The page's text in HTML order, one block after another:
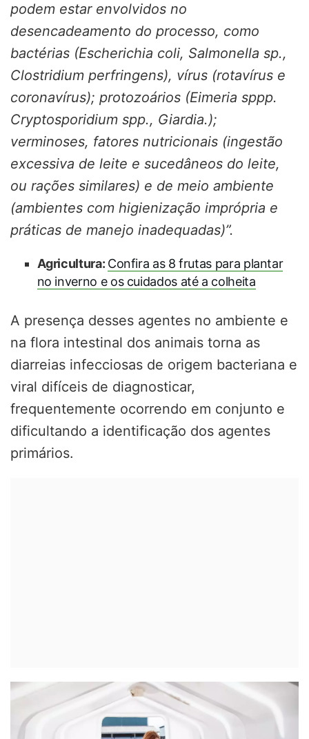
podem estar envolvidos no
desencadeamento do processo, como
bactérias (Escherichia coli, Salmonella sp.,
Clostridium perfringens), vírus (rotavírus e
coronavírus); protozoários (Eimeria sppp.
Cryptosporidium spp., Giardia.);
verminoses, fatores nutricionais (ingestão
excessiva de leite e sucedâneos do leite,
ou rações similares) e de meio ambiente
(ambientes com higienização imprópria e
práticas de manejo inadequadas)”.
Agricultura: Confira as 8 frutas para plantar
no inverno e os cuidados até a colheita
A presença desses agentes no ambiente e
na flora intestinal dos animais torna as
diarreias infecciosas de origem bacteriana e
viral difíceis de diagnosticar,
frequentemente ocorrendo em conjunto e
dificultando a identificação dos agentes
primários.